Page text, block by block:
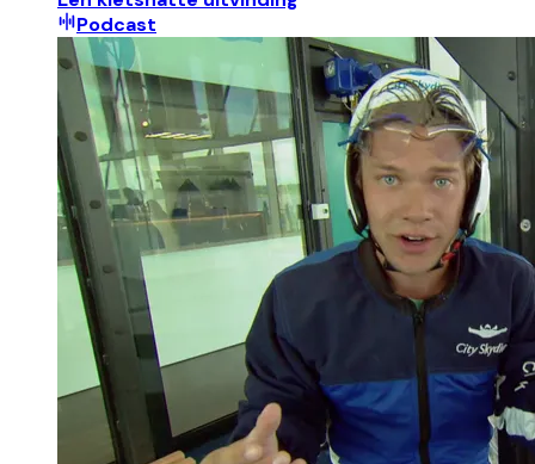
Podcast